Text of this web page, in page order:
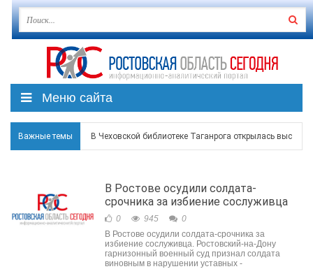
Меню сайта
Важные темы В Чеховской библиотеке Таганрога открылась
Среди детей, ставших жертвами вражеской атаки в
Около 150 беспилотников прошедшей ночью
В Гуково пострадала женщина, повреждены дома в в
В Ростове осудили солдата-
срочника за избиение сослуживца
0 945
0
В Ростове осудили солдата-срочника за
избиение сослуживца. Ростовский-на-Дону
гарнизонный военный суд признал солдата
виновным в нарушении уставных -